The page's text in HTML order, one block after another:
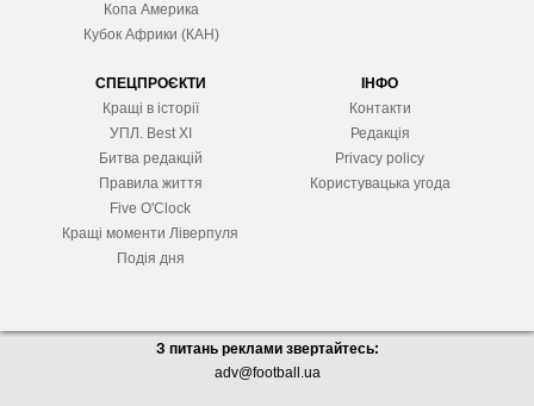
Копа Америка
Кубок Африки (КАН)
СПЕЦПРОЄКТИ
Кращі в історії
УПЛ. Best XІ
Битва редакцій
Правила життя
Five O'Clock
Кращі моменти Ліверпуля
Подія дня
ІНФО
Контакти
Редакція
Privacy policy
Користувацька угода
З питань реклами звертайтесь:
adv@football.ua